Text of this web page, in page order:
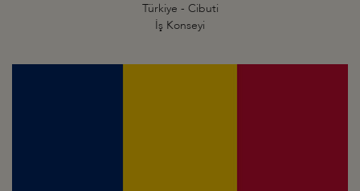
Türkiye - Cibuti
İş Konseyi